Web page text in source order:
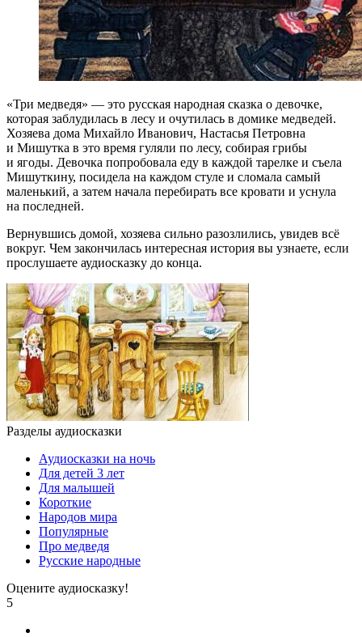
«Три медведя» — это русская народная сказка о девочке,
которая заблудилась в лесу и очутилась в домике медведей.
Хозяева дома Михайло Иванович, Настасья Петровна
и Мишутка в это время гуляли по лесу, собирая грибы
и ягоды. Девочка попробовала еду в каждой тарелке и съела
Мишуткину, посидела на каждом стуле и сломала самый
маленький, а затем начала перебирать все кровати и уснула
на последней.
Вернувшись домой, хозяева сильно разозлились, увидев всё
вокруг. Чем закончилась интересная история вы узнаете, если
прослушаете аудиосказку до конца.
Разделы аудиосказки
Аудиосказки на ночь
Для детей 3 лет
Для малышей
Короткие
Народов мира
Популярные
Про медведя
Русские народные
Оцените аудиосказку!
5